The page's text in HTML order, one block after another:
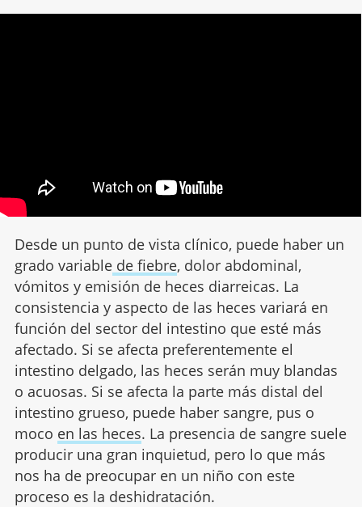
Desde un punto de vista clínico, puede haber un
grado variablede fiebre, dolor abdominal,
vómitos y emisión de heces diarreicas. La
consistencia y aspecto de las heces variará en
función del sector del intestino que esté más
afectado. Si se afecta preferentemente el
intestino delgado, las heces serán muy blandas
o acuosas. Si se afecta la parte más distal del
intestino grueso, puede haber sangre, pus o
moco en las heces. La presencia de sangre suele
producir una gran inquietud, pero lo que más
nos ha de preocupar en un niño con este
proceso es la deshidratación.